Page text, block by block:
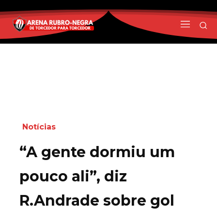
Notícias
“A gente dormiu um
pouco ali”, diz
R.Andrade sobre gol